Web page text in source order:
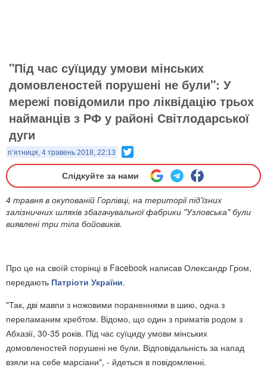
"Під час суїциду умови мінських
домовленостей порушені не були": У
мережі повідомили про ліквідацію трьох
найманців з РФ у районі Світлодарської
дуги
п’ятниця, 4 травень 2018, 22:13
Слідкуйте за нами
4 травня в окупованій Горлівці, на території під'їзних
залізничних шляхів збагачувальної фабрики "Узловська" були
виявлені три тіла бойовиків.
Про це на своїй сторінці в Facebook написав Олександр Гром,
передають Патріоти України.
"Так, дві мавпи з ножовими пораненнями в шию, одна з
переламаним хребтом. Відомо, що один з приматів родом з
Абхазії, 30-35 років. Під час суїциду умови мінських
домовленостей порушені не були. Відповідальність за напад
взяли на себе марсіани", - йдеться в повідомленні.